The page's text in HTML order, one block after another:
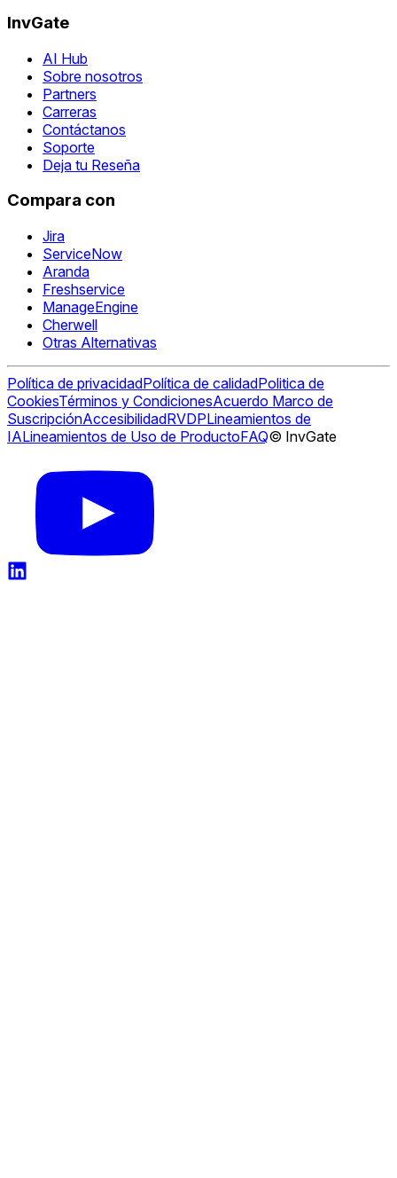
InvGate
AI Hub
Sobre nosotros
Partners
Carreras
Contáctanos
Soporte
Deja tu Reseña
Compara con
Jira
ServiceNow
Aranda
Freshservice
ManageEngine
Cherwell
Otras Alternativas
Política de privacidadPolítica de calidadPolitica de
CookiesTérminos y CondicionesAcuerdo Marco de
SuscripciónAccesibilidadRVDPLineamientos de
IALineamientos de Uso de ProductoFAQ© InvGate